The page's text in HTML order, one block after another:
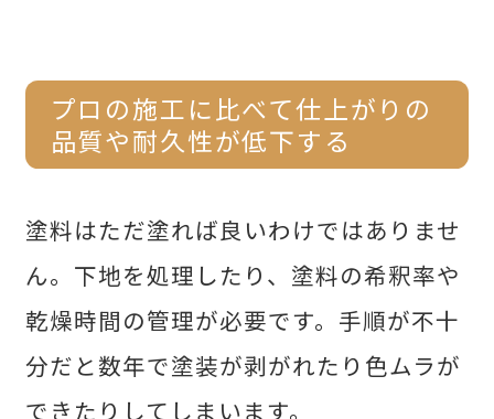
プロの施工に比べて仕上がりの
品質や耐久性が低下する
塗料はただ塗れば良いわけではありませ
ん。下地を処理したり、塗料の希釈率や
乾燥時間の管理が必要です。手順が不十
分だと数年で塗装が剥がれたり色ムラが
できたりしてしまいます。